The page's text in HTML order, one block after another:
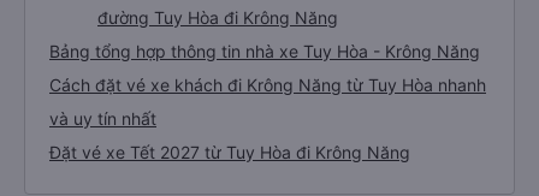
đường Tuy Hòa đi Krông Năng
Bảng tổng hợp thông tin nhà xe Tuy Hòa - Krông Năng
Cách đặt vé xe khách đi Krông Năng từ Tuy Hòa nhanh
và uy tín nhất
Đặt vé xe Tết 2027 từ Tuy Hòa đi Krông Năng